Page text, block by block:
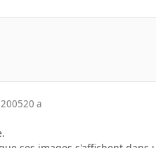
20 a